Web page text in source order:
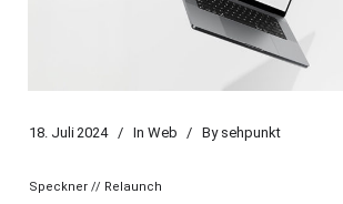
18. Juli 2024 In Web By sehpunkt
Speckner // Relaunch